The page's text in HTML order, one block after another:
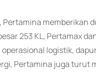
memberikan
253 KL, Pertamax
logistik,
Pertamina juga turut